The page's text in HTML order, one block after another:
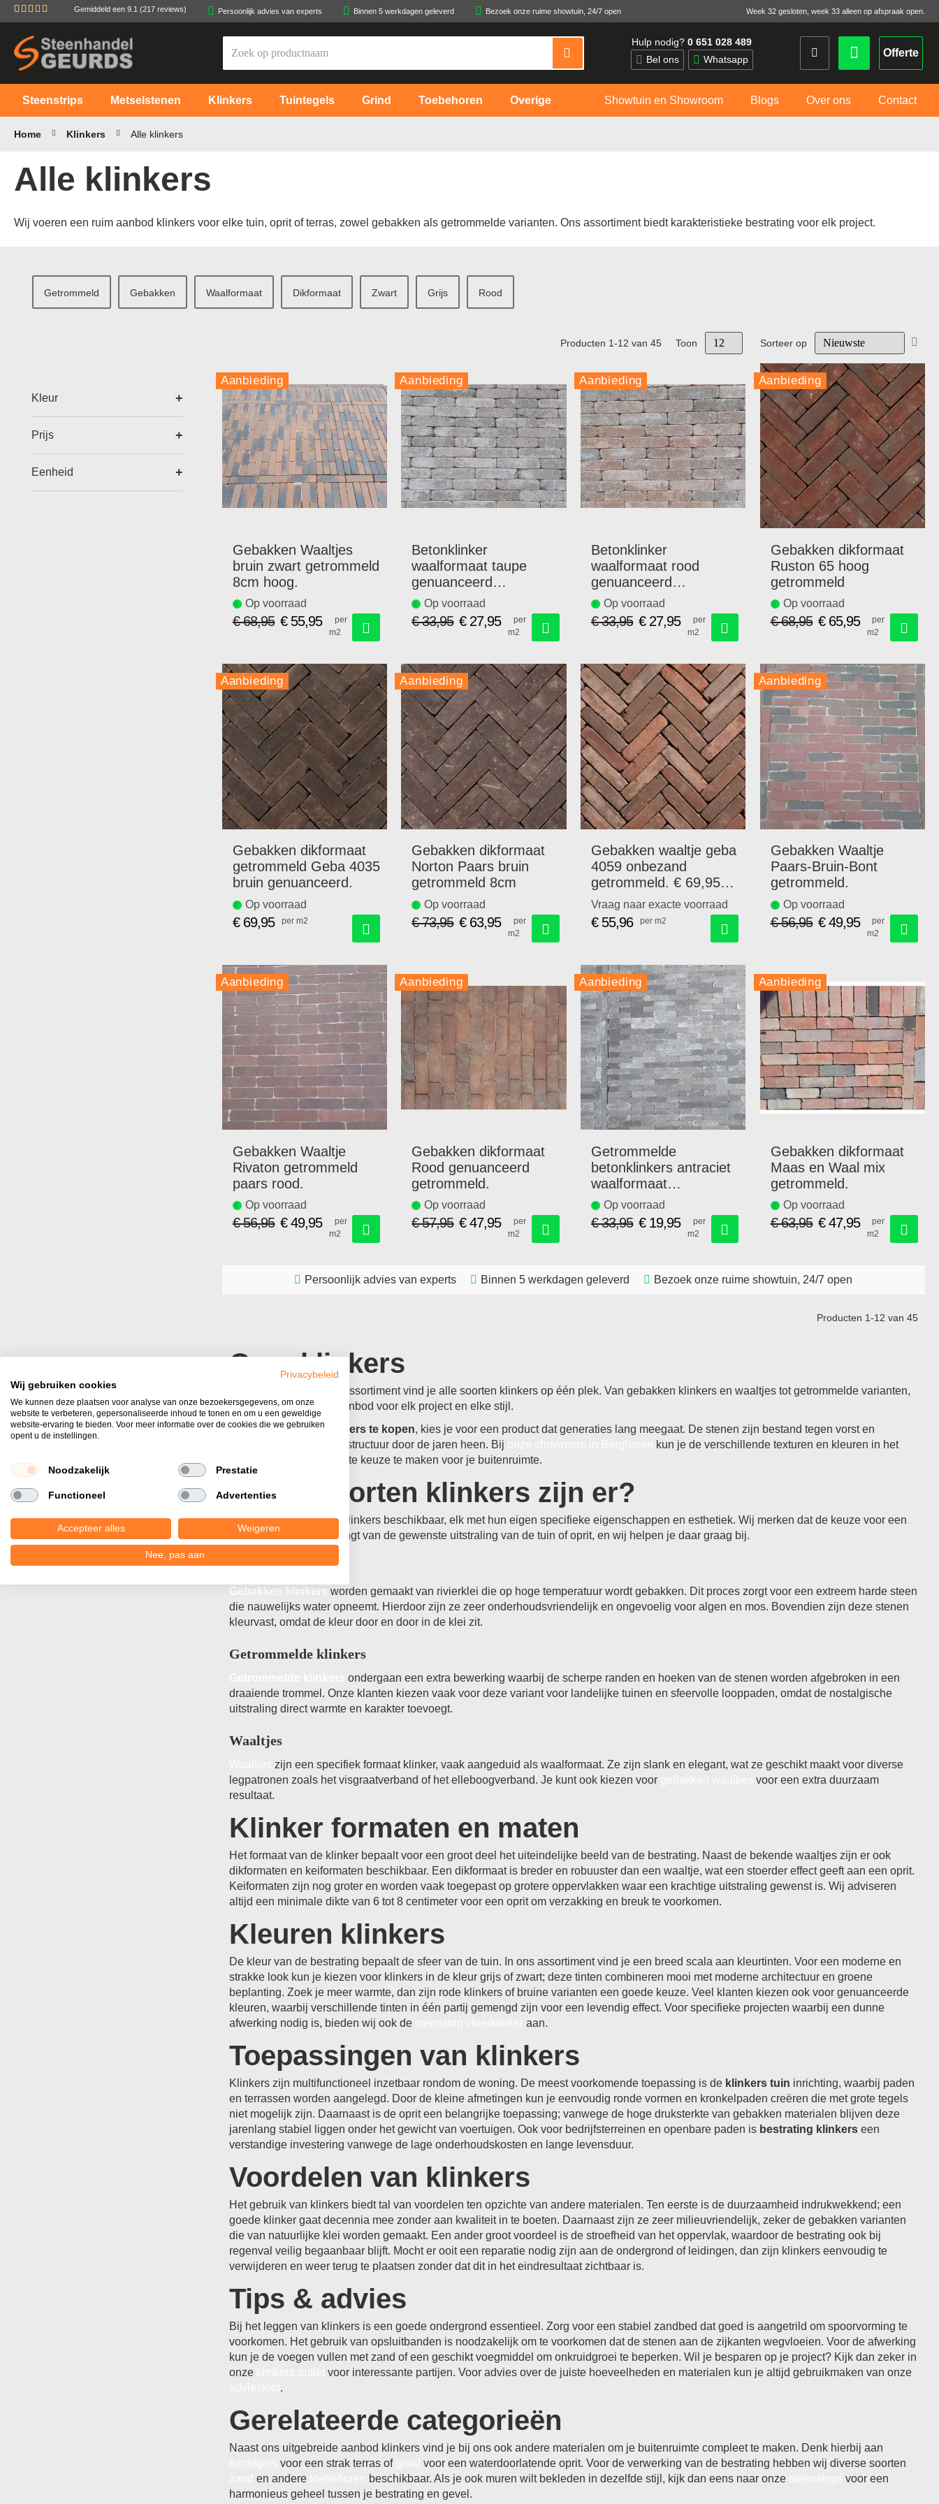
inhoud
Gemiddeld een 9.1 (217 reviews) Persoonlijk advies van experts Binnen 5 werkdagen geleverd Bezoek onze ruime showtuin, 24/7 open Week 32 gesloten, week 33 alleen op afspraak open.
Hulp nodig?0 651 028 489
Bel ons
Whatsapp
Offerte
Steenstrips Metselstenen Klinkers Tuintegels Grind Toebehoren Overige Showtuin en Showroom Blogs Over ons Contact
Home Klinkers Alle klinkers
Alle klinkers
Wij voeren een ruim aanbod klinkers voor elke tuin, oprit of terras, zowel gebakken als getrommelde varianten. Ons assortiment biedt karakteristieke bestrating voor elk project.
Getrommeld Gebakken Waalformaat Dikformaat Zwart Grijs Rood
Sorteer op
laag
Toon
Producten 1-12 van 45
Aanbieding
Gebakken Waaltjes
bruin zwart getrommeld
8cm hoog.
Op voorraad
€ 68,95 € 55,95
per
m2
Aanbieding
Betonklinker
waalformaat taupe
genuanceerd
getrommeld
Op voorraad
€ 33,95 € 27,95
per
m2
Aanbieding
Betonklinker
waalformaat rood
genuanceerd
getrommeld
Op voorraad
€ 33,95 € 27,95
per
m2
Aanbieding
Gebakken dikformaat
Ruston 65 hoog
getrommeld
Op voorraad
€ 68,95 € 65,95
per
m2
Aanbieding
Gebakken dikformaat
getrommeld Geba 4035
bruin genuanceerd.
Op voorraad
€ 69,95 per m2
Aanbieding
Gebakken dikformaat
Norton Paars bruin
getrommeld 8cm
Op voorraad
€ 73,95 € 63,95
per
m2
Gebakken waaltje geba
4059 onbezand
getrommeld. € 69,95
p/m2
Vraag naar exacte voorraad
€ 55,96 per m2
Aanbieding
Gebakken Waaltje
Paars-Bruin-Bont
getrommeld.
Op voorraad
€ 56,95 € 49,95
per
m2
Aanbieding
Gebakken Waaltje
Rivaton getrommeld
paars rood.
Op voorraad
€ 56,95 € 49,95
per
m2
Aanbieding
Gebakken dikformaat
Rood genuanceerd
getrommeld.
Op voorraad
€ 57,95 € 47,95
per
m2
Aanbieding
Getrommelde
betonklinkers antraciet
waalformaat
20x5x7,3cm.
Op voorraad
€ 33,95 € 19,95
per
m2
Aanbieding
Gebakken dikformaat
Maas en Waal mix
getrommeld.
Op voorraad
€ 63,95 € 47,95
per
m2
Persoonlijk advies van experts Binnen 5 werkdagen geleverd Bezoek onze ruime showtuin, 24/7 open
Producten 1-12 van 45
Over klinkers
In ons complete klinkerassortiment vind je alle soorten klinkers op één plek. Van gebakken klinkers en waaltjes tot getrommelde varianten,
wij bieden een breed aanbod voor elk project en elke stijl.
Wanneer je besluitklinkers te kopen, kies je voor een product dat generaties lang meegaat. De stenen zijn bestand tegen vorst en
behouden hun kleur en structuur door de jaren heen. Bij
kun je de verschillende texturen en kleuren in het
echt bekijken om de juiste keuze te maken voor je buitenruimte.
Welke soorten klinkers zijn er?
Er zijn diverse soorten klinkers beschikbaar, elk met hun eigen specifieke eigenschappen en esthetiek. Wij merken dat de keuze voor een
bepaald type sterk afhangt van de gewenste uitstraling van de tuin of oprit, en wij helpen je daar graag bij.
Gebakken klinkers
Gebakken klinkers worden gemaakt van rivierklei die op hoge temperatuur wordt gebakken. Dit proces zorgt voor een extreem harde steen
die nauwelijks water opneemt. Hierdoor zijn ze zeer onderhoudsvriendelijk en ongevoelig voor algen en mos. Bovendien zijn deze stenen
kleurvast, omdat de kleur door en door in de klei zit.
Getrommelde klinkers
ondergaan een extra bewerking waarbij de scherpe randen en hoeken van de stenen worden afgebroken in een
draaiende trommel. Onze klanten kiezen vaak voor deze variant voor landelijke tuinen en sfeervolle looppaden, omdat de nostalgische
uitstraling direct warmte en karakter toevoegt.
Waaltjes
zijn een specifiek formaat klinker, vaak aangeduid als waalformaat. Ze zijn slank en elegant, wat ze geschikt maakt voor diverse
legpatronen zoals het visgraatverband of het elleboogverband. Je kunt ook kiezen voor
voor een extra duurzaam
resultaat.
Klinker formaten en maten
Het formaat van de klinker bepaalt voor een groot deel het uiteindelijke beeld van de bestrating. Naast de bekende waaltjes zijn er ook
dikformaten en keiformaten beschikbaar. Een dikformaat is breder en robuuster dan een waaltje, wat een stoerder effect geeft aan een oprit.
Keiformaten zijn nog groter en worden vaak toegepast op grotere oppervlakken waar een krachtige uitstraling gewenst is. Wij adviseren
altijd een minimale dikte van 6 tot 8 centimeter voor een oprit om verzakking en breuk te voorkomen.
Kleuren klinkers
De kleur van de bestrating bepaalt de sfeer van de tuin. In ons assortiment vind je een breed scala aan kleurtinten. Voor een moderne en
strakke look kun je kiezen voor klinkers in de kleur grijs of zwart; deze tinten combineren mooi met moderne architectuur en groene
beplanting. Zoek je meer warmte, dan zijn rode klinkers of bruine varianten een goede keuze. Veel klanten kiezen ook voor genuanceerde
kleuren, waarbij verschillende tinten in één partij gemengd zijn voor een levendig effect. Voor specifieke projecten waarbij een dunne
afwerking nodig is, bieden wij ook de
aan.
Toepassingen van klinkers
Klinkers zijn multifunctioneel inzetbaar rondom de woning. De meest voorkomende toepassing is de klinkers tuin inrichting, waarbij paden
en terrassen worden aangelegd. Door de kleine afmetingen kun je eenvoudig ronde vormen en kronkelpaden creëren die met grote tegels
niet mogelijk zijn. Daarnaast is de oprit een belangrijke toepassing; vanwege de hoge druksterkte van gebakken materialen blijven deze
jarenlang stabiel liggen onder het gewicht van voertuigen. Ook voor bedrijfsterreinen en openbare paden is bestrating klinkerseen
verstandige investering vanwege de lage onderhoudskosten en lange levensduur.
Voordelen van klinkers
Het gebruik van klinkers biedt tal van voordelen ten opzichte van andere materialen. Ten eerste is de duurzaamheid indrukwekkend; een
goede klinker gaat decennia mee zonder aan kwaliteit in te boeten. Daarnaast zijn ze zeer milieuvriendelijk, zeker de gebakken varianten
die van natuurlijke klei worden gemaakt. Een ander groot voordeel is de stroefheid van het oppervlak, waardoor de bestrating ook bij
regenval veilig begaanbaar blijft. Mocht er ooit een reparatie nodig zijn aan de ondergrond of leidingen, dan zijn klinkers eenvoudig te
verwijderen en weer terug te plaatsen zonder dat dit in het eindresultaat zichtbaar is.
Tips & advies
Bij het leggen van klinkers is een goede ondergrond essentieel. Zorg voor een stabiel zandbed dat goed is aangetrild om spoorvorming te
voorkomen. Het gebruik van opsluitbanden is noodzakelijk om te voorkomen dat de stenen aan de zijkanten wegvloeien. Voor de afwerking
kun je de voegen vullen met zand of een geschikt voegmiddel om onkruidgroei te beperken. Wil je besparen op je project? Kijk dan zeker in
onze
voor interessante partijen. Voor advies over de juiste hoeveelheden en materialen kun je altijd gebruikmaken van onze
.
Gerelateerde categorieën
Naast ons uitgebreide aanbod klinkers vind je bij ons ook andere materialen om je buitenruimte compleet te maken. Denk hierbij aan
voor een strak terras of
voor een waterdoorlatende oprit. Voor de verwerking van de bestrating hebben wij diverse soorten
en andere beschikbaar. Als je ook muren wilt bekleden in dezelfde stijl, kijk dan eens naar onze
voor een
harmonieus geheel tussen je bestrating en gevel.
Kleur
Prijs
Eenheid
Privacybeleid
Wij gebruiken cookies
We kunnen deze plaatsen voor analyse van onze bezoekersgegevens, om onze
website te verbeteren, gepersonaliseerde inhoud te tonen en om u een geweldige
website-ervaring te bieden. Voor meer informatie over de cookies die we gebruiken
opent u de instellingen.
Noodzakelijk Prestatie
Functioneel Advertenties
Accepteer alles Weigeren
Nee, pas aan